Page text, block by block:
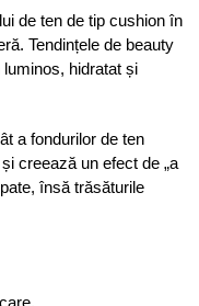
de ten de tip cushion în
Tendințele de beauty
hidratat și
a fondurilor de ten
creează un efect de „a
însă trăsăturile